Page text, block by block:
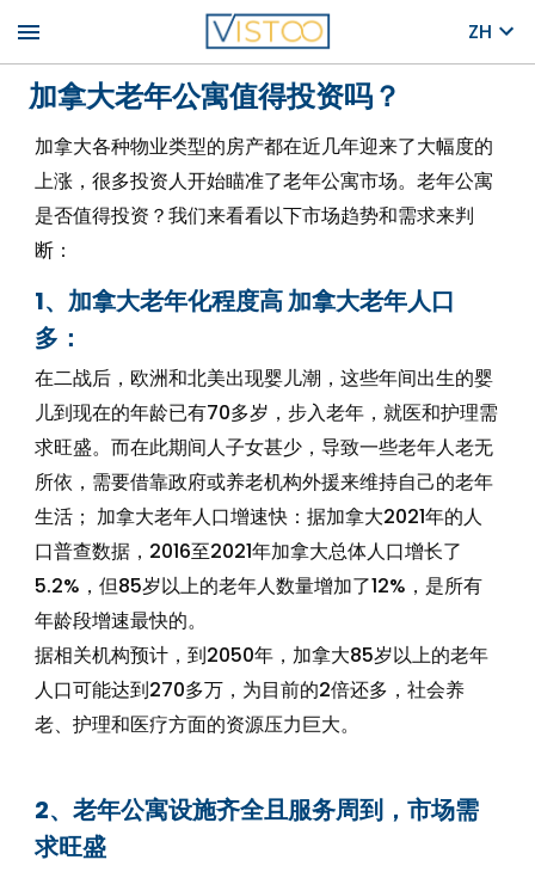
menu ZH
加拿大老年公寓值得投资吗？
加拿大各种物业类型的房产都在近几年迎来了大幅度的
上涨，很多投资人开始瞄准了老年公寓市场。老年公寓
是否值得投资？我们来看看以下市场趋势和需求来判
断：
1、加拿大老年化程度高 加拿大老年人口
多：
在二战后，欧洲和北美出现婴儿潮，这些年间出生的婴
儿到现在的年龄已有70多岁，步入老年，就医和护理需
求旺盛。而在此期间人子女甚少，导致一些老年人老无
所依，需要借靠政府或养老机构外援来维持自己的老年
生活； 加拿大老年人口增速快：据加拿大2021年的人
口普查数据，2016至2021年加拿大总体人口增长了
5.2%，但85岁以上的老年人数量增加了12%，是所有
年龄段增速最快的。
据相关机构预计，到2050年，加拿大85岁以上的老年
人口可能达到270多万，为目前的2倍还多，社会养
老、护理和医疗方面的资源压力巨大。
2、老年公寓设施齐全且服务周到，市场需
求旺盛